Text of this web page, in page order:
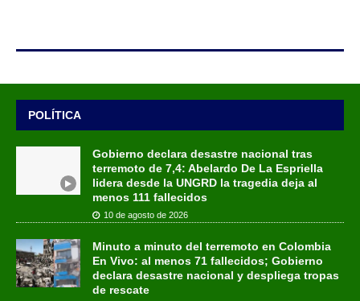
POLÍTICA
Gobierno declara desastre nacional tras
terremoto de 7,4: Abelardo De La Espriella
lidera desde la UNGRD la tragedia deja al
menos 111 fallecidos
10 de agosto de 2026
Minuto a minuto del terremoto en Colombia
En Vivo: al menos 71 fallecidos; Gobierno
declara desastre nacional y despliega tropas
de rescate